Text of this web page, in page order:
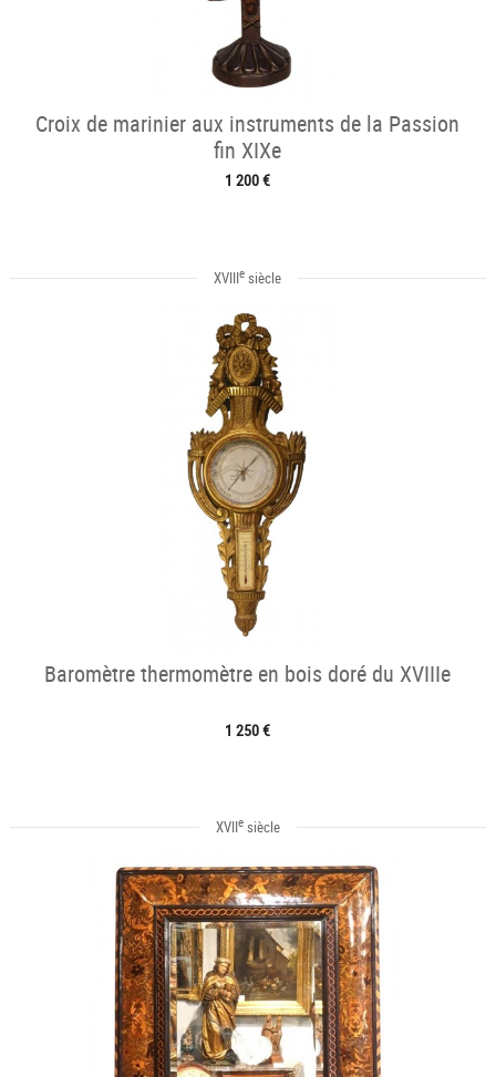
Croix de marinier aux instruments de la Passion
fin XIXe
1 200 €
XVIIIe siècle
Baromètre thermomètre en bois doré du XVIIIe
1 250 €
XVIIesiècle